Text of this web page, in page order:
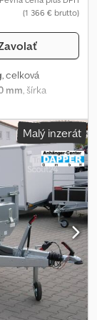
(1 366 € brutto)
, celková
mm , šírka
výška:
Typ:
bočnicami,
750 kg,
nákladu: 162
Pneumatiky: 13
sú
ok. Cena
o registrácii,
výber prívesov od
Unsinn a
evidenčné
Ďalšie
údajoch, zmeny
Malý inzerát